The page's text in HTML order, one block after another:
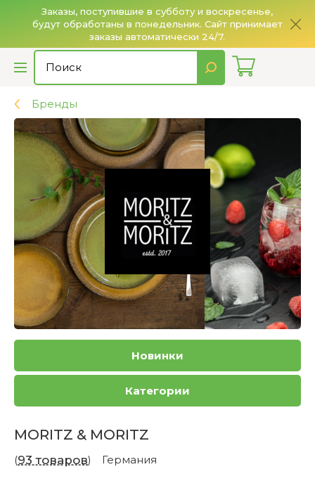
Заказы, поступившие в субботу и воскресенье,
будут обработаны в понедельник. Сайт принимает
заказы автоматически 24/7.
Бренды
Новинки
Категории
MORITZ & MORITZ
(93 товаров) Германия